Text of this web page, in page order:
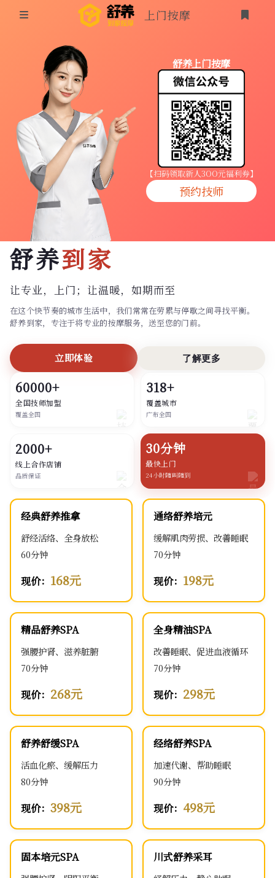
同城按摩
上门按摩
养生按摩
技师入驻
商家入驻
代理入驻
预约技师
上门按摩
登录
舒养上门按摩
【扫码领取新人3OO元福利券】
预约技师
舒养到家
让专业，上门； 让温暖，如期而至
在这个快节奏的城市生活中，我们常常在劳累与停歇之间寻找平衡。
舒养到家，专注于将专业的按摩服务，送至您的门前。
立即体验 了解更多
60000+
全国技师加盟
覆盖全国
318+
覆盖城市
广布全国
2000+
线上合作店铺
品质保证
30分钟
最快上门
24小时随叫随到
经典舒养推拿
舒经活络、全身放松
60分钟
现价： 168元
通络舒养培元
缓解肌肉劳损、改善睡眠
70分钟
现价： 198元
精品舒养SPA
强腰护肾、滋养脏腑
70分钟
现价： 268元
全身精油SPA
改善睡眠、促进血液循环
70分钟
现价： 298元
舒养舒缓SPA
活血化瘀、缓解压力
80分钟
现价： 398元
经络舒养SPA
加速代谢、帮助睡眠
90分钟
现价： 498元
固本培元SPA 川式舒养采耳